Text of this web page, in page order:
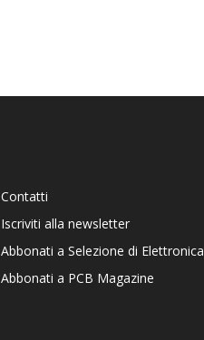
Contatti
Iscriviti alla newsletter
Abbonati a Selezione di Elettronica
Abbonati a PCB Magazine